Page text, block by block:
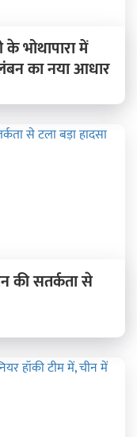
भोथापारा में
का नया आधार
की सतर्कता से